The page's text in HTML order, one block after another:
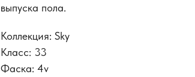
выпуска пола.
Коллекция: Sky
Класс: 33
Фаска: 4v